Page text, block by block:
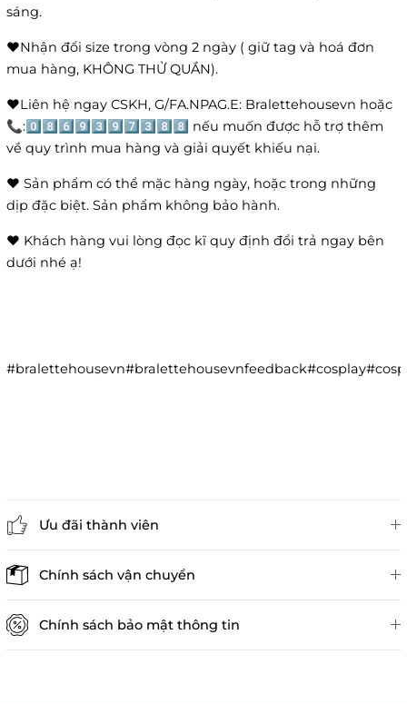
sáng.
❤️Nhận đổi size trong vòng 2 ngày ( giữ tag và hoá đơn
mua hàng, KHÔNG THỬ QUẦN).
❤️Liên hệ ngay CSKH, G/FA.NPAG.E: Bralettehousevn hoặc
📞:0️⃣8️⃣6️⃣9️⃣3️⃣9️⃣7️⃣3️⃣8️⃣8️⃣ nếu muốn được hỗ trợ thêm
về quy trình mua hàng và giải quyết khiếu nại.
❤️ Sản phẩm có thể mặc hàng ngày, hoặc trong những
dịp đặc biệt. Sản phẩm không bảo hành.
❤️ Khách hàng vui lòng đọc kĩ quy định đổi trả ngay bên
dưới nhé ạ!
Ưu đãi thành viên
Chính sách vận chuyển
Chính sách bảo mật thông tin